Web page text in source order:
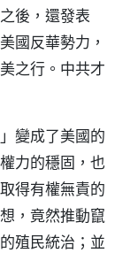
後，還發表
國反華勢力，
之行。中共才
變成了美國的
力的穩固，也
得有權無責的
，竟然推動竄
殖民統治；並